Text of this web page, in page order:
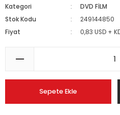
Kategori
DVD FİLM
Stok Kodu
249144850
Fiyat
0,83 USD +
Sepete Ekle